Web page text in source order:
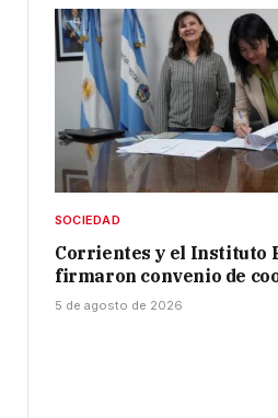
SOCIEDAD
Corrientes y el Instituto
firmaron convenio de
5 de agosto de 2026